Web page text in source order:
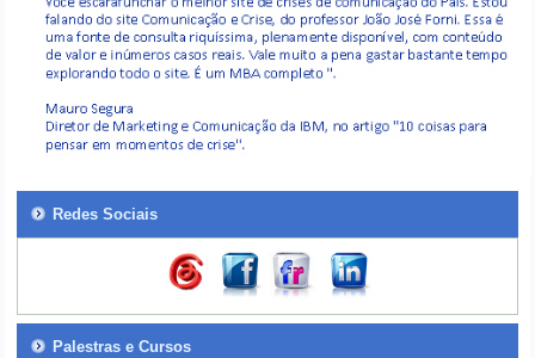
Redes Sociais
Palestras e Cursos